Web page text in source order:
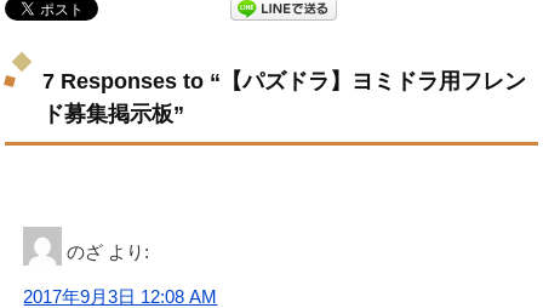
7 Responses to “【パズドラ】ヨミドラ用フレン
ド募集掲示板”
のざ より:
2017年9月3日 12:08 AM